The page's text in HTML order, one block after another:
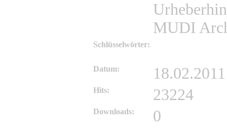
MUDI
Schlüsselwörter:
Datum:
Hits: 23224
Downloads: 0